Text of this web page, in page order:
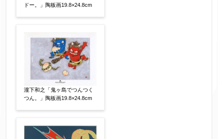
ールが受信されない場合は、送信が完了していな
いか、アドレス間違え、迷惑メールフィルター等
により弊社からのお返事も受信できない場合がご
ざいますので、お電話(
合わせください。
ドー。」陶板画19.8×24.8cm
瀧下和之「鬼ヶ島でつんつく
つん。」陶板画19.8×24.8cm